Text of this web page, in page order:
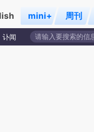
mini+ 周刊
讣闻